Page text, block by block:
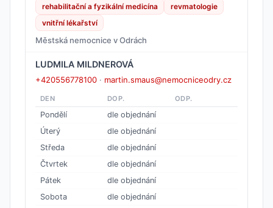
rehabilitační a fyzikální medicína
revmatologie
vnitřní lékařství
Městská nemocnice v Odrách
LUDMILA MILDNEROVÁ
+420556778100 · martin.smaus@nemocniceodry.cz
DEN DOP. ODP.
Pondělí
dle objednání
Úterý
dle objednání
Středa
dle objednání
Čtvrtek
dle objednání
Pátek
dle objednání
Sobota
dle objednání